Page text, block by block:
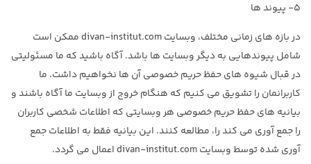
۵- پیوند ها
در بازه های زمانی مختلف، وبسایت divan-institut.com ممکن است
شامل پیوندهایی به دیگر وبسایت ها باشد. آگاه باشید که ما مسئولیتی
در قبال شیوه های حفظ حریم خصوصی آن ها نخواهیم داشت. ما
کاربرانمان را تشویق می کنیم که هنگام خروج از وبسایت ما آگاه باشند و
بیانیه های حفظ حریم خصوصی هر وبسایتی که اطلاعات شخصی کاربران
را جمع آوری می کند را، مطالعه کنند. این بیانیه فقط به اطلاعات جمع
آوری شده توسط وبسایت divan-institut.com اعمال می گردد.